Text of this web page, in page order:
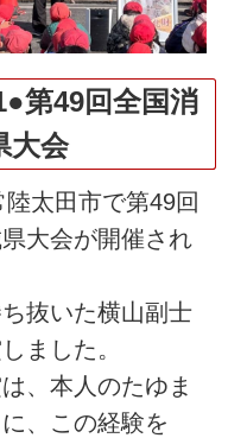
第49回全国消
大会
太田市で第49回
大会が開催され
抜いた横山副士
ました。
、本人のたゆま
、この経験を